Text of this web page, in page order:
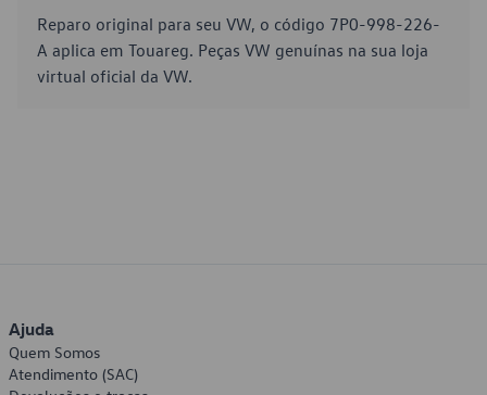
Reparo original para seu VW, o código 7P0-998-226-
A aplica em Touareg. Peças VW genuínas na sua loja
virtual oficial da VW.
Ajuda
Quem Somos
Atendimento (SAC)